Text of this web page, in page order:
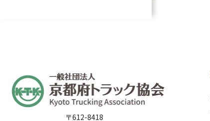
〒612-8418